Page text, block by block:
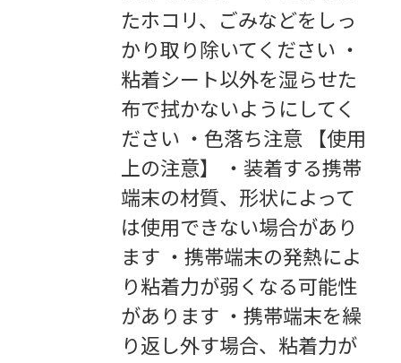
たホコリ、ごみなどをしっ
かり取り除いてください ・
粘着シート以外を湿らせた
布で拭かないようにしてく
ださい ・色落ち注意 【使用
上の注意】 ・装着する携帯
端末の材質、形状によって
は使用できない場合があり
ます ・携帯端末の発熱によ
り粘着力が弱くなる可能性
があります ・携帯端末を繰
り返し外す場合、粘着力が